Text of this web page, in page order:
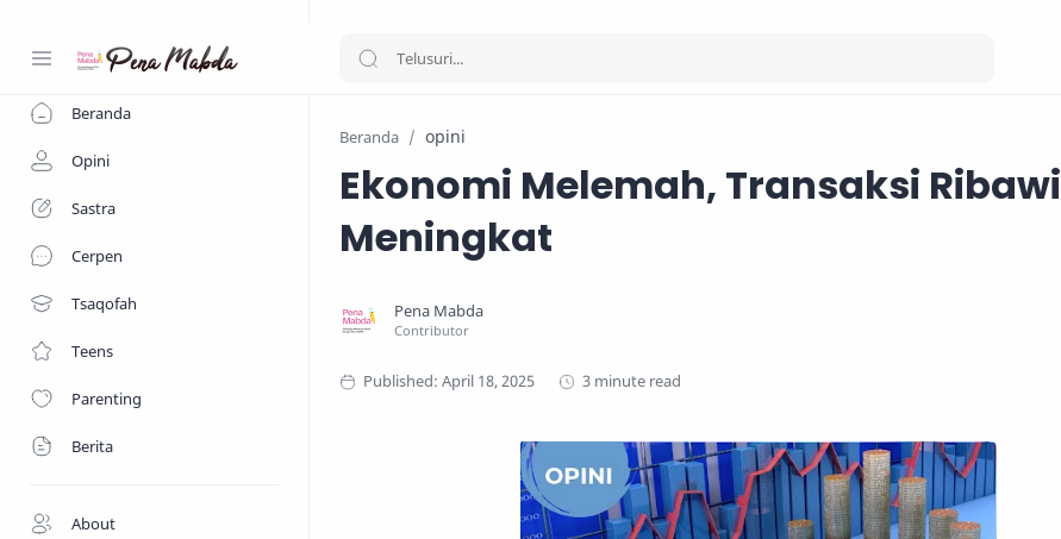
Beranda
Opini
Sastra
Cerpen
Tsaqofah
Teens
Parenting
Berita
About
Beranda opini
Ekonomi Melemah, Transaksi Ribawi
Meningkat
3 minute read